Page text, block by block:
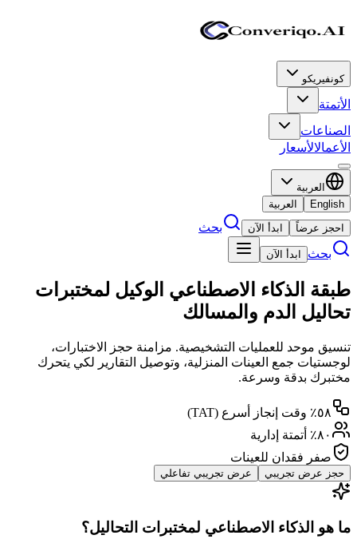
كونفيريكو
الأتمتة
الصناعات
الأعمالالأسعار
العربية
English
العربية
احجز عرضاً
ابدأ الآن
بحث
بحث
ابدأ الآن
طبقة الذكاء الاصطناعي الوكيل لمختبرات
تحاليل الدم والمسالك
تنسيق موحد للعمليات التشخيصية. مزامنة حجز الاختبارات،
لوجستيات جمع العينات المنزلية، وتوصيل التقارير لكي يتحرك
مختبرك بدقة وسرعة.
٥٨٪ وقت إنجاز أسرع (TAT)
٨٠٪ أتمتة إدارية
صفر فقدان للعينات
حجز عرض تجريبي عرض تجريبي تفاعلي
ما هو الذكاء الاصطناعي لمختبرات التحاليل؟